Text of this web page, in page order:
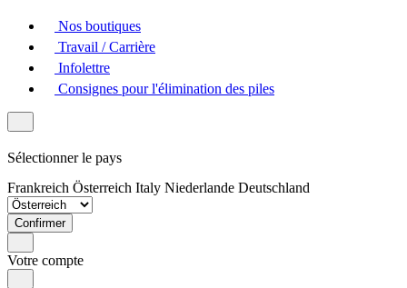
Nos boutiques
Travail / Carrière
Infolettre
Consignes pour l'élimination des piles
Sélectionner le pays
Frankreich Österreich Italy Niederlande Deutschland
Confirmer
Votre compte